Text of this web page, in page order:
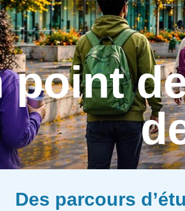
point
Des parcours